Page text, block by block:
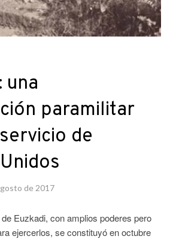
una
paramilitar
de
de 2017
Euzkadi, con amplios poderes pero
ejercerlos, se constituyó en octubre